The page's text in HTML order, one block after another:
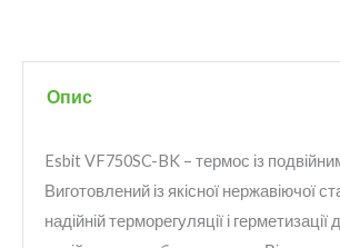
Опис
Esbit VF750SC-BK – термос із
Виготовлений із якісної нержавіючої
надійній терморегуляції і герметизації